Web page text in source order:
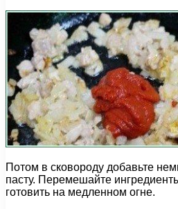
Потом в сковороду добавьте
пасту. Перемешайте
готовить на медленном огне.